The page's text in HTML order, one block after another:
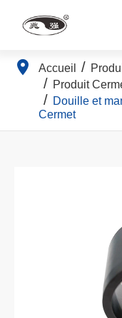
Accueil
Produit
Douille et
Cermet